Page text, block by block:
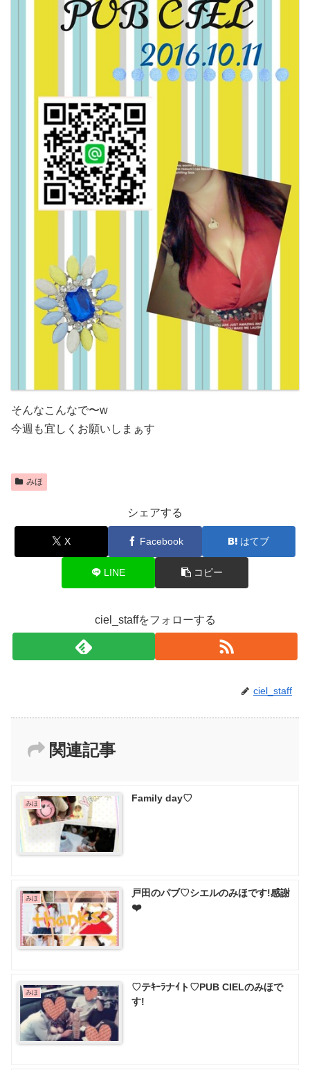
そんなこんなで〜w
今週も宜しくお願いしまぁす
みほ
シェアする
X Facebook はてブ
LINE コピー
ciel_staffをフォローする
ciel_staff
関連記事
みほ Family day♡
みほ
戸田のパブ♡ シエルのみほです!感謝
❤️
みほ
♡テｷｰﾗナｲト♡PUB CIELのみほで
す!